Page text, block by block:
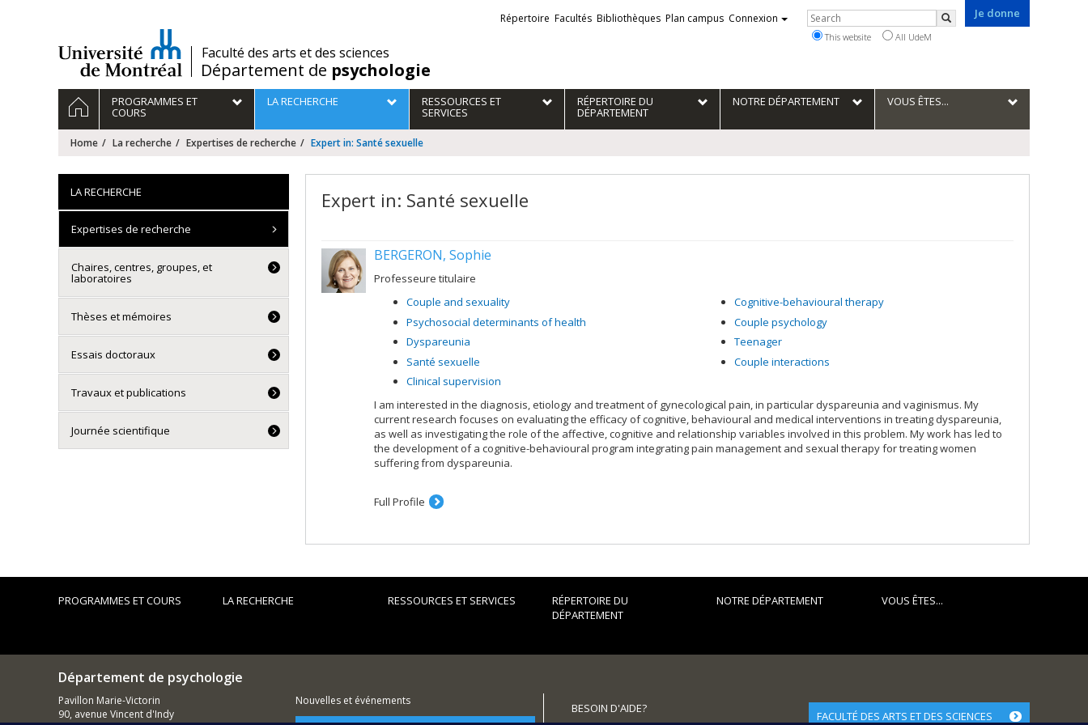
/Faculté des arts et des sciences
Département de psychologie
Je donne
Liens
externes
Répertoire Facultés Bibliothèques Plan campus Connexion Rechercher
Search
This website All UdeM
Navigation
principale
HOMEPROGRAMMES ET
COURS
LA RECHERCHE RESSOURCES ET
SERVICES
RÉPERTOIRE DU
DÉPARTEMENT
NOTRE DÉPARTEMENT VOUS ÊTES...
Home La recherche Expertises de recherche Expert in: Santé sexuelle
Expert in: Santé sexuelle
BERGERON, Sophie
Professeure titulaire
Couple and sexuality
Psychosocial determinants of health
Dyspareunia
Santé sexuelle
Clinical supervision
Cognitive-behavioural therapy
Couple psychology
Teenager
Couple interactions
I am interested in the diagnosis, etiology and treatment of gynecological pain, in particular dyspareunia and vaginismus. My
current research focuses on evaluating the efficacy of cognitive, behavioural and medical interventions in treating dyspareunia,
as well as investigating the role of the affective, cognitive and relationship variables involved in this problem. My work has led to
the development of a cognitive-behavioural program integrating pain management and sexual therapy for treating women
suffering from dyspareunia.
Full Profile
LA RECHERCHE
Expertises de recherche
Chaires, centres, groupes, et
laboratoires
Thèses et mémoires
Essais doctoraux
Travaux et publications
Journée scientifique
PROGRAMMES ET COURS LA RECHERCHE RESSOURCES ET SERVICES
RÉPERTOIRE DU
DÉPARTEMENT
NOTRE DÉPARTEMENT VOUS ÊTES...
Département de psychologie
Pavillon Marie-Victorin
90, avenue Vincent d'Indy
Nouvelles et événements
BESOIN D'AIDE?
FACULTÉ DES ARTS ET DES SCIENCES